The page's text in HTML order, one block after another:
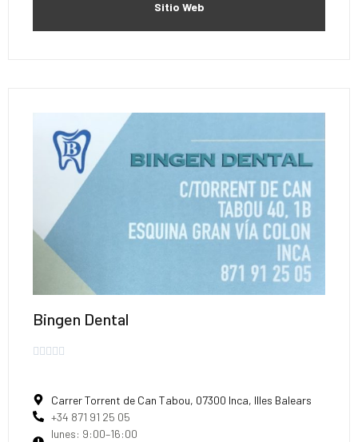
Sitio Web
Bingen Dental

Carrer Torrent de Can Tabou, 07300 Inca, Illes Balears
+34 871 91 25 05
lunes: 9:00–16:00